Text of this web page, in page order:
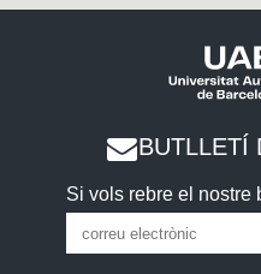
BUTLLETÍ
Si vols rebre el nostre